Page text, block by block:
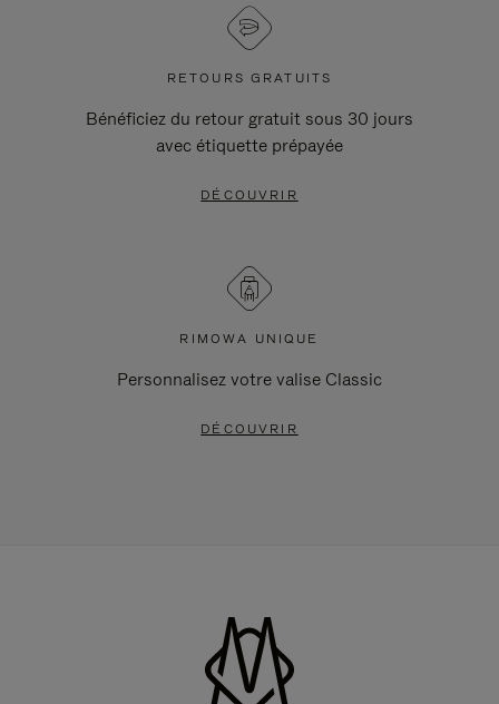
RETOURS GRATUITS
Bénéficiez du retour gratuit sous 30 jours
avec étiquette prépayée
DÉCOUVRIR
RIMOWA UNIQUE
Personnalisez votre valise Classic
DÉCOUVRIR